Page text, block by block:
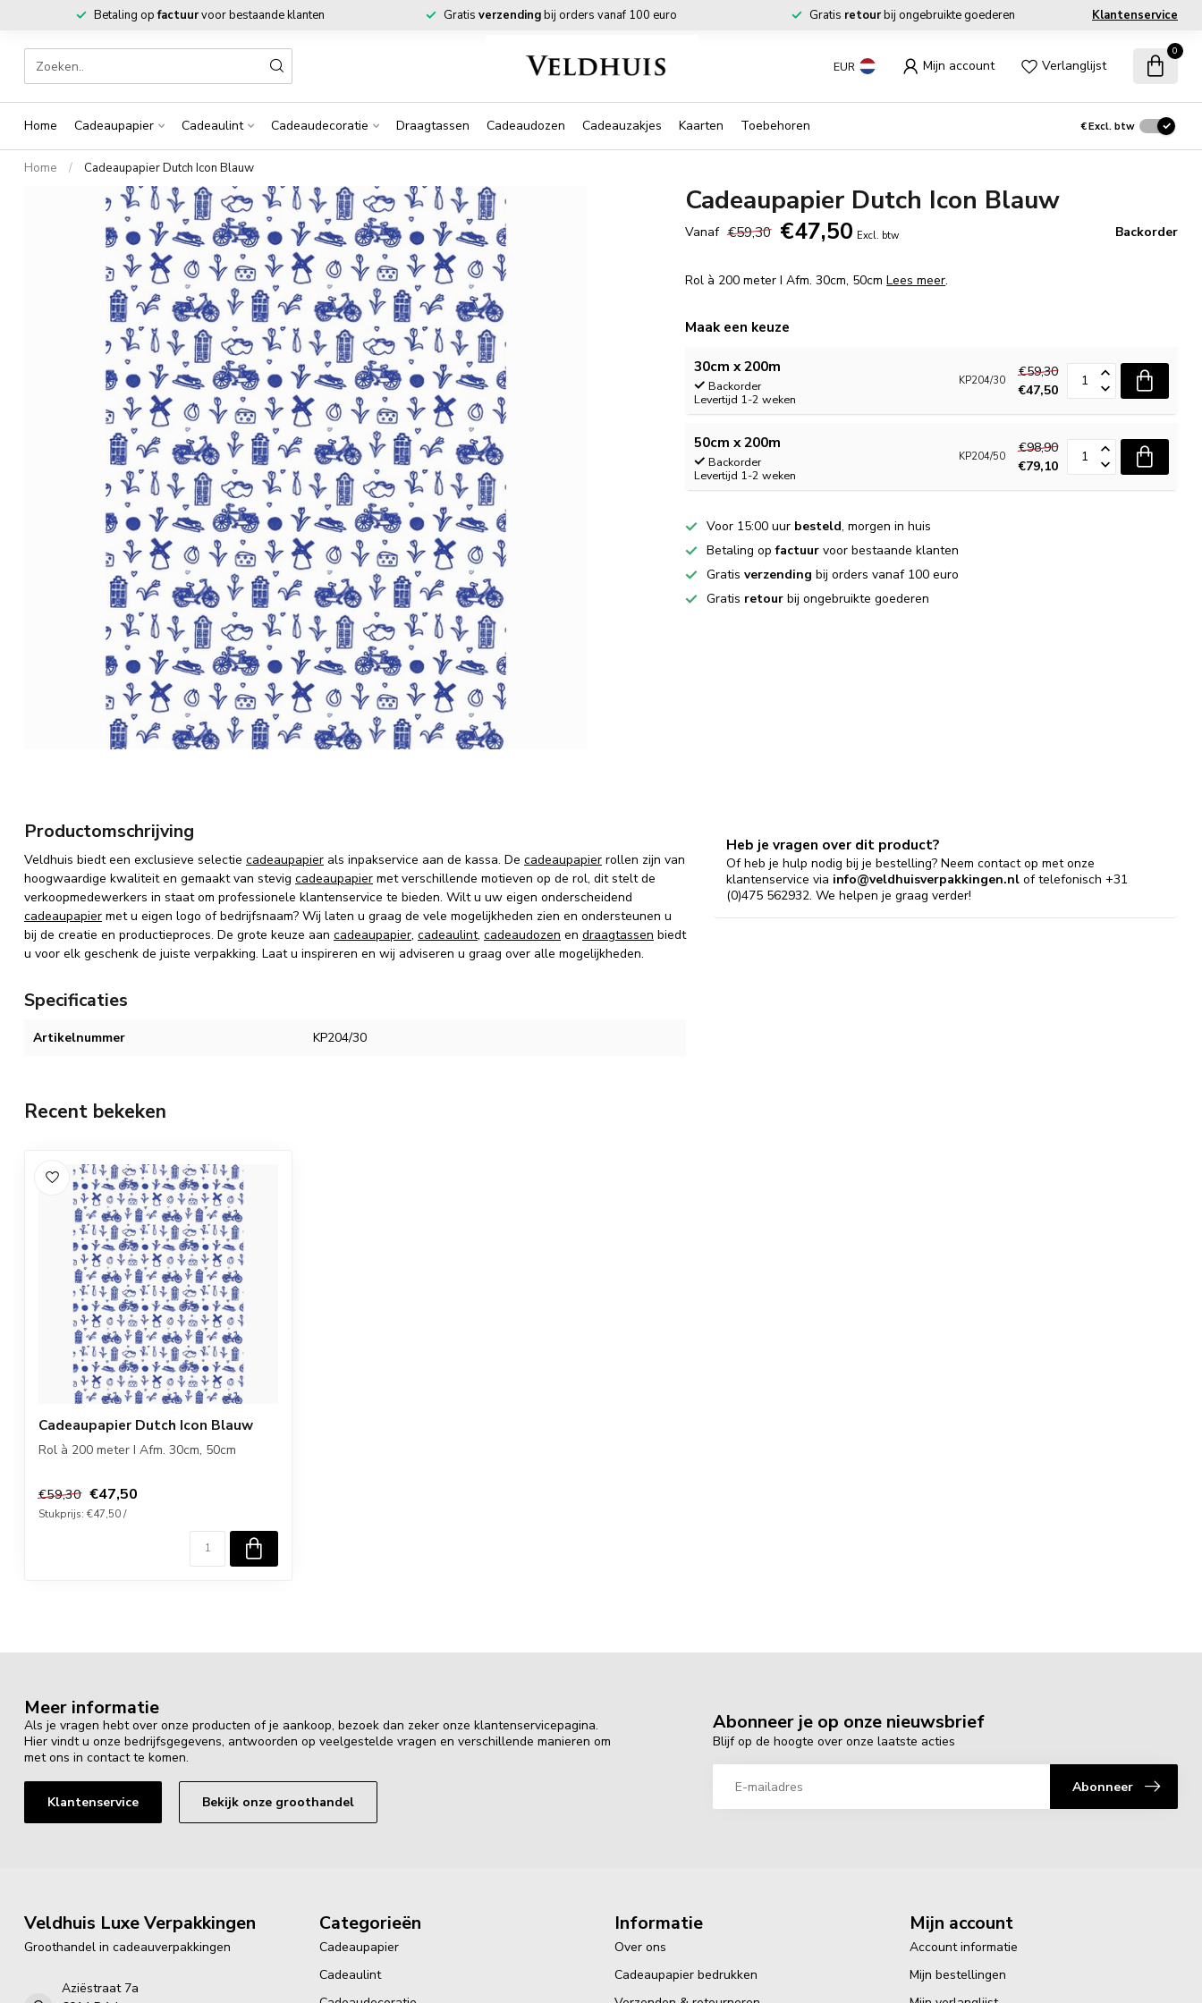
Betaling opfactuurvoor bestaande klanten Gratis verzendingbij orders vanaf 100 euro Gratis retourbij ongebruikte goederen Klantenservice
EUR Mijn account Verlanglijst
0
Home Cadeaupapier Cadeaulint Cadeaudecoratie Draagtassen Cadeaudozen Cadeauzakjes Kaarten Toebehoren €Excl. btw
Home / Cadeaupapier Dutch Icon Blauw
Cadeaupapier Dutch Icon Blauw
Vanaf €59,30 €47,50 Excl. btw Backorder
Rol à 200 meter I Afm. 30cm, 50cmLees meer.
Maak een keuze
30cm x 200m
Backorder
Levertijd 1-2 weken
KP204/30
€59,30
€47,50
50cm x 200m
Backorder
Levertijd 1-2 weken
KP204/50
€98,90
€79,10
Voor 15:00 uur besteld, morgen in huis
Betaling opfactuur voor bestaande klanten
Gratisverzending bij orders vanaf 100 euro
Gratis retour bij ongebruikte goederen
Productomschrijving
Veldhuis biedt een exclusieve selectie cadeaupapier als inpakservice aan de kassa. De cadeaupapier rollen zijn van
hoogwaardige kwaliteit en gemaakt van stevig cadeaupapier met verschillende motieven op de rol, dit stelt de
verkoopmedewerkers in staat om professionele klantenservice te bieden. Wilt u uw eigen onderscheidend
cadeaupapier met u eigen logo of bedrijfsnaam? Wij laten u graag de vele mogelijkheden zien en ondersteunen u
bij de creatie en productieproces. De grote keuze aan cadeaupapier, cadeaulint, cadeaudozen en draagtassen biedt
u voor elk geschenk de juiste verpakking. Laat u inspireren en wij adviseren u graag over alle mogelijkheden.
Specificaties
Artikelnummer KP204/30
Heb je vragen over dit product?
Of heb je hulp nodig bij je bestelling? Neem contact op met onze
klantenservice via info@veldhuisverpakkingen.nl of telefonisch +31
(0)475 562932. We helpen je graag verder!
Recent bekeken
Cadeaupapier Dutch Icon Blauw
Rol à 200 meter I Afm. 30cm, 50cm
€59,30 €47,50
Stukprijs: €47,50 /
Meer informatie
Als je vragen hebt over onze producten of je aankoop, bezoek dan zeker onze klantenservicepagina.
Hier vindt u onze bedrijfsgegevens, antwoorden op veelgestelde vragen en verschillende manieren om
met ons in contact te komen.
Klantenservice Bekijk onze groothandel
Abonneer je op onze nieuwsbrief
Blijf op de hoogte over onze laatste acties
Abonneer
Veldhuis Luxe Verpakkingen
Groothandel in cadeauverpakkingen
Aziëstraat 7a
Categorieën
Cadeaupapier
Cadeaulint
Informatie
Over ons
Cadeaupapier bedrukken
Mijn account
Account informatie
Mijn bestellingen